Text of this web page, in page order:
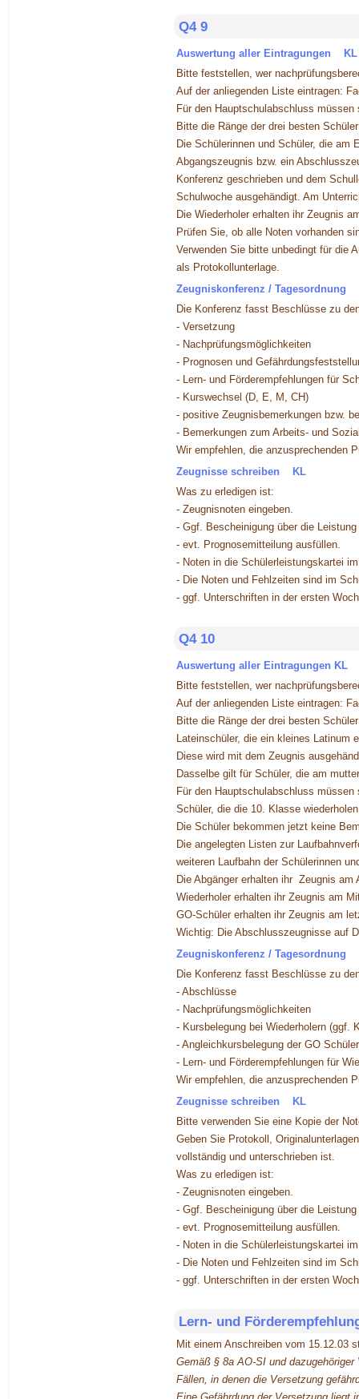
Q4 9
Auswertung aller Eintragungen KL
Bitte feststellen, wer
Auf der anliegenden Liste eintragen:
Für den Hauptschulabschluss
Bitte die Ränge der drei besten
Die Schülerinnen und Schüler, die am
Abgangszeugnis bzw. ein
Konferenz geschrieben und dem
Schulwoche ausgehändigt. Am
Die Wiederholer erhalten ihr Zeugnis
Prüfen Sie, ob alle Noten vorhanden
Verwenden Sie bitte unbedingt für die
als Protokollunterlage.
Zeugniskonferenz / Tagesordnung
Die Konferenz fasst Beschlüsse zu
- Versetzung
- Nachprüfungsmöglichkeiten
- Prognosen und
- Lern- und Förderempfehlungen für
- Kurswechsel (D, E, M, CH)
- positive Zeugnisbemerkungen bzw.
- Bemerkungen zum Arbeits- und
Wir empfehlen, die anzusprechenden
Zeugnisse schreiben KL
Was zu erledigen ist:
- Zeugnisnoten eingeben.
- Ggf. Bescheinigung über die
- evt. Prognosemitteilung ausfüllen.
- Noten in die Schülerleistungskartei
- Die Noten und Fehlzeiten sind im
- ggf. Unterschriften in der ersten
Q4 10
Auswertung aller Eintragungen KL
Bitte feststellen, wer
Auf der anliegenden Liste eintragen:
Bitte die Ränge der drei besten
Lateinschüler, die ein kleines Latinum
Diese wird mit dem Zeugnis
Dasselbe gilt für Schüler, die am
Für den Hauptschulabschluss
Schüler, die die 10. Klasse
Die Schüler bekommen jetzt keine
Die angelegten Listen zur
weiteren Laufbahn der Schülerinnen
Die Abgänger erhalten ihr Zeugnis
Wiederholer erhalten ihr Zeugnis am
GO-Schüler erhalten ihr Zeugnis am
Wichtig: Die Abschlusszeugnisse auf
Zeugniskonferenz / Tagesordnung
Die Konferenz fasst Beschlüsse zu
- Abschlüsse
- Nachprüfungsmöglichkeiten
- Kursbelegung bei Wiederholern (ggf.
- Angleichkursbelegung der GO Schüler
- Lern- und Förderempfehlungen für
Wir empfehlen, die anzusprechenden
Zeugnisse schreiben KL
Bitte verwenden Sie eine Kopie der
Geben Sie Protokoll,
vollständig und unterschrieben ist.
Was zu erledigen ist:
- Zeugnisnoten eingeben.
- Ggf. Bescheinigung über die
- evt. Prognosemitteilung ausfüllen.
- Noten in die Schülerleistungskartei
- Die Noten und Fehlzeiten sind im
- ggf. Unterschriften in der ersten
Lern- und
Mit einem Anschreiben vom 15.12.03
Gemäß § 8a AO-SI und
Fällen, in denen die Versetzung